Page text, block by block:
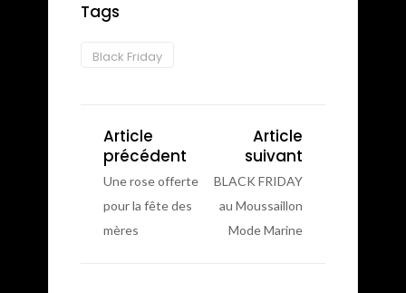
Tags
Black Friday
Article
précédent
Une rose offerte
pour la fête des
mères
Article
suivant
BLACK FRIDAY
au Moussaillon
Mode Marine